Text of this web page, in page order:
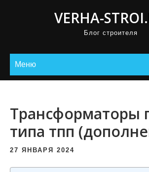
VERHA-
Блог строителя
Меню
Трансформаторы
типа тпп
27 ЯНВАРЯ 2024